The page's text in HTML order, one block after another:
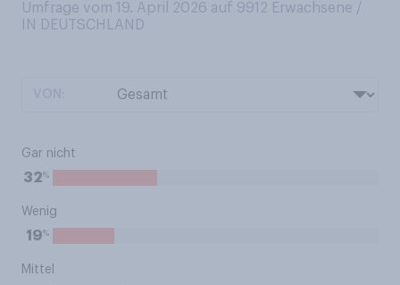
Umfrage vom 19. April 2026 auf 9912 Erwachsene /
IN DEUTSCHLAND
Gar nicht
32%
Wenig
19%
Mittel